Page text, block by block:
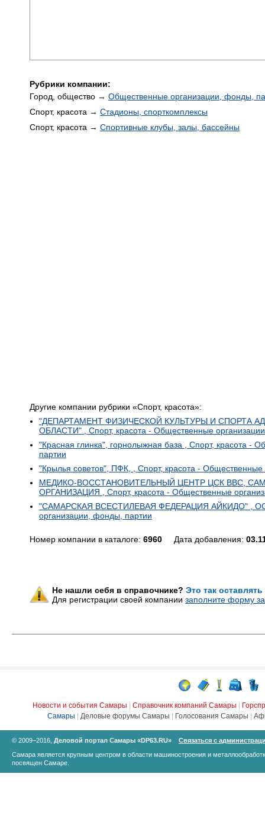
Рубрики компании:
Город, общество → Общественные организации, фонды,
Спорт, красота → Стадионы, спорткомплексы
Спорт, красота → Спортивные клубы, залы, бассейны
Другие компании рубрики «Спорт, красота»:
"ДЕПАРТАМЕНТ ФИЗИЧЕСКОЙ КУЛЬТУРЫ И СПОРТА
ОБЛАСТИ" , Спорт, красота - Общественные
"Красная глинка", горнолыжная база , Спорт, красота -
партии
"Крылья советов", ПФК, , Спорт, красота -
МЕДИКО-ВОССТАНОВИТЕЛЬНЫЙ ЦЕНТР ЦСК ВВС,
ОРГАНИЗАЦИЯ , Спорт, красота - Общественные
"САМАРСКАЯ ВСЕСТИЛЕВАЯ ФЕДЕРАЦИЯ АЙКИДО" , ООО
организации, фонды, партии
Номер компании в каталоге: 6960 Дата добавления:
Не нашли себя в справочнике? Это так
Для регистрации своей компании заполните форму
Новости и события Самары Справочник компаний Самары
Самары
Деловые форумы Самары Голосования Самары
© 2009–2016, Деловой портал Самары «DP63.RU»
Связаться с
Самара является крупным центром в области машиностроения и
посвящен Самаре.